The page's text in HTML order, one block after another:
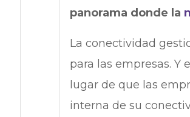
panorama donde la
La conectividad
para las empresas.
lugar de que las
interna de su